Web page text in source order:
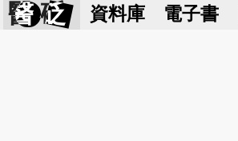
醫 砭 資料庫 電子書